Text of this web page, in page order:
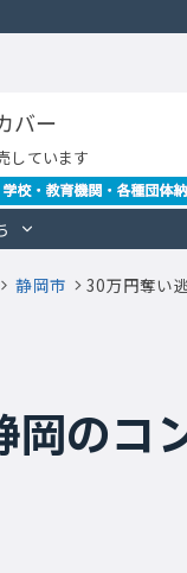
バー
しています
静岡市 30万円奪い
のコ